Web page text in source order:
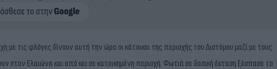
με τις φλόγες δίνουν αυτή την ώρα οι κάτοικοι της περιοχής του Διστόμου μαζί με τους
Ελαιώνα και από κει σε κατοικημένη περιοχή. Φωτιά σε δασική έκταση ξέσπασε το